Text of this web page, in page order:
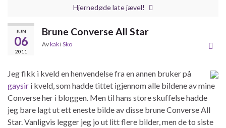
Hjernedøde late jævel!
JUN
06
2011
Brune Converse All Star
AvkakiSko
Jeg fikk i kveld en henvendelse fra en annen bruker på
gaysir i kveld, som hadde tittet igjennom alle bildene av mine
Converse her i bloggen. Men til hans store skuffelse hadde
jeg bare lagt ut ett eneste bilde av disse brune Converse All
Star. Vanligvis legger jeg jo ut litt flere bilder, men de to siste